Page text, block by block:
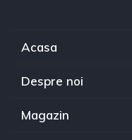
Acasa
Despre noi
Magazin